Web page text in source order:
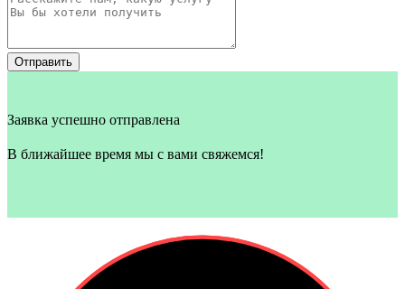
Отправить
Заявка успешно отправлена
В ближайшее время мы с вами свяжемся!